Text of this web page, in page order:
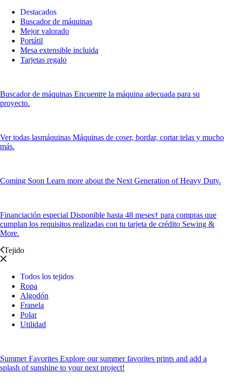
Destacados
Buscador de máquinas
Mejor valorado
Portátil
Mesa extensible incluida
Tarjetas regalo
Buscador de máquinas Encuentre la máquina adecuada para su
proyecto.
Ver todas lasmáquinas Máquinas de coser, bordar, cortar telas y mucho
más.
Coming Soon Learn more about the Next Generation of Heavy Duty.
Financiación especial Disponible hasta 48 meses† para compras que
cumplan los requisitos realizadas con tu tarjeta de crédito Sewing &
More.
Tejido
Todos los tejidos
Ropa
Algodón
Franela
Polar
Utilidad
Summer Favorites Explore our summer favorites prints and add a
splash of sunshine to your next project!